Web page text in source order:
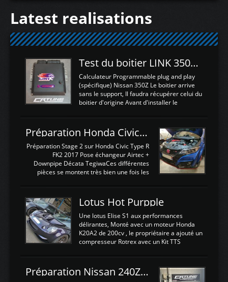
Latest realisations
Test du boitier LINK 350Z Plugin ECU
Calculateur Programmable plug and play
(spécifique) Nissan 350Z Le boitier arrive
sans le support, Il faudra récupérer celui du
boitier d'origine Avant d'installer le
d'envoyer l'information de la large bande
dans le boitier. sydney sweeney deepfake
La sortie 0-5V de l'afr sera connectée sur
l'entrée AN Volt 8 et GndAN pour
Analogique, et Volt car l'information est une
tension (Pas une résistance variable d'un
est temps de brancher le ...
Préparation Honda Civic Type R FK2
Préparation Stage 2 sur Honda Civic Type R
FK2 2017 Pose échangeur Airtec +
Downpipe Décata TegiwaCes différentes
pièces se montent très bien une fois les
légere découpe du plastique inferieur,
negénant en rien la structure ou le
fonctionnement du fond plat. Une
reprogrammation Stage 2 est faite sur le
calculateur d'origine. Une alternative
économique au passage sur Hondata
d'origine 310cv et 400Nn , Une fois
reprogrammé et les ...
Lotus Hot Purpple
Une lotus Elise S1 aux performances
délirantes, Monté avec un moteur Honda
K20A2 de 200cv , le propriétaire a ajouté un
compresseur Rotrex avec un Kit TTS
d'augmenter la puissance de son moteur:
un watercooler a été ajouté. 300Cv sans
Préparation Nissan 240Z SR20DET